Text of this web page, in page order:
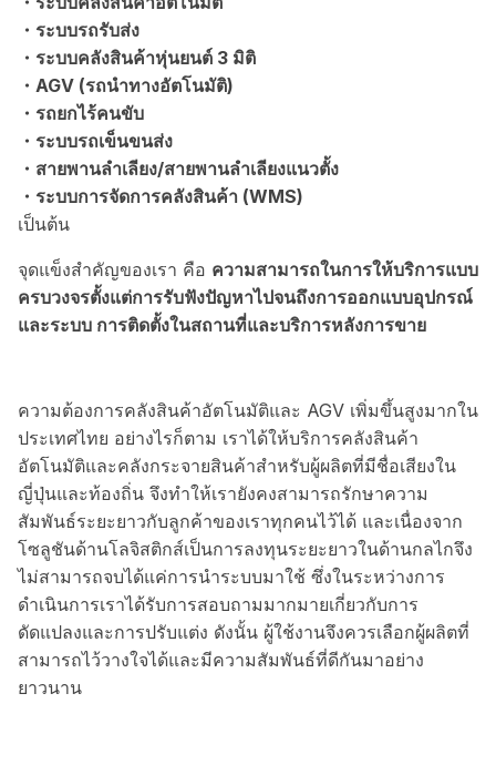
・ระบบรถรับส่ง
・ระบบคลังสินค้าหุ่นยนต์ 3 มิติ
・AGV (รถนำทางอัตโนมัติ)
・รถยกไร้คนขับ
・ระบบรถเข็นขนส่ง
・สายพานลำเลียง/สายพานลำเลียงแนวตั้ง
・ระบบการจัดการคลังสินค้า (WMS)
เป็นต้น
จุดแข็งสำคัญของเรา คือ ความสามารถในการให้บริการแบบ
ครบวงจรตั้งแต่การรับฟังปัญหาไปจนถึงการออกแบบอุปกรณ์
และระบบ การติดตั้งในสถานที่และบริการหลังการขาย
ความต้องการคลังสินค้าอัตโนมัติและ AGV เพิ่มขึ้นสูงมากใน
ประเทศไทย อย่างไรก็ตาม เราได้ให้บริการคลังสินค้า
อัตโนมัติและคลังกระจายสินค้าสำหรับผู้ผลิตที่มีชื่อเสียงใน
ญี่ปุ่นและท้องถิ่น จึงทำให้เรายังคงสามารถรักษาความ
สัมพันธ์ระยะยาวกับลูกค้าของเราทุกคนไว้ได้ และเนื่องจาก
โซลูชันด้านโลจิสติกส์เป็นการลงทุนระยะยาวในด้านกลไกจึง
ไม่สามารถจบได้แค่การนำระบบมาใช้ ซึ่งในระหว่างการ
ดำเนินการเราได้รับการสอบถามมากมายเกี่ยวกับการ
ดัดแปลงและการปรับแต่ง ดังนั้น ผู้ใช้งานจึงควรเลือกผู้ผลิตที่
สามารถไว้วางใจได้และมีความสัมพันธ์ที่ดีกันมาอย่าง
ยาวนาน